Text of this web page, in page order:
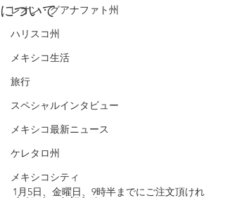
レオン・グアナファト州
ハリスコ州
メキシコ生活
旅行
スペシャルインタビュー
メキシコ最新ニュース
ケレタロ州
メキシコシティ
について
1月5日、金曜日、9時半までにご注文頂けれ